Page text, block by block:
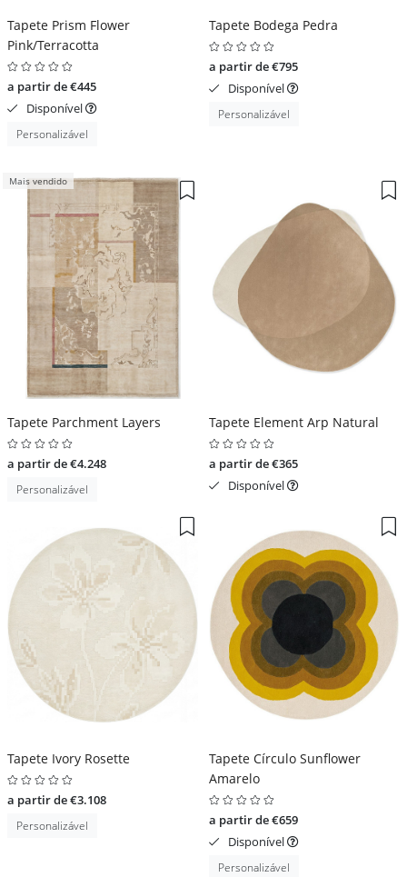
Tapete Prism Flower
Pink/Terracotta
a partir de €445
Disponível
Personalizável
Tapete Bodega Pedra
a partir de €795
Disponível
Personalizável
Mais vendido
Tapete Parchment Layers
a partir de €4.248
Personalizável
Tapete Element Arp Natural
a partir de €365
Disponível
Tapete Ivory Rosette
a partir de €3.108
Personalizável
Tapete Círculo Sunflower
Amarelo
a partir de €659
Disponível
Personalizável